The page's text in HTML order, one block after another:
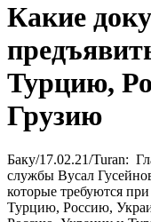
Какие
Турцию,
Грузию
Баку/17.02.21/Turan:
службы Вусал
которые требуются
Турцию, Россию,